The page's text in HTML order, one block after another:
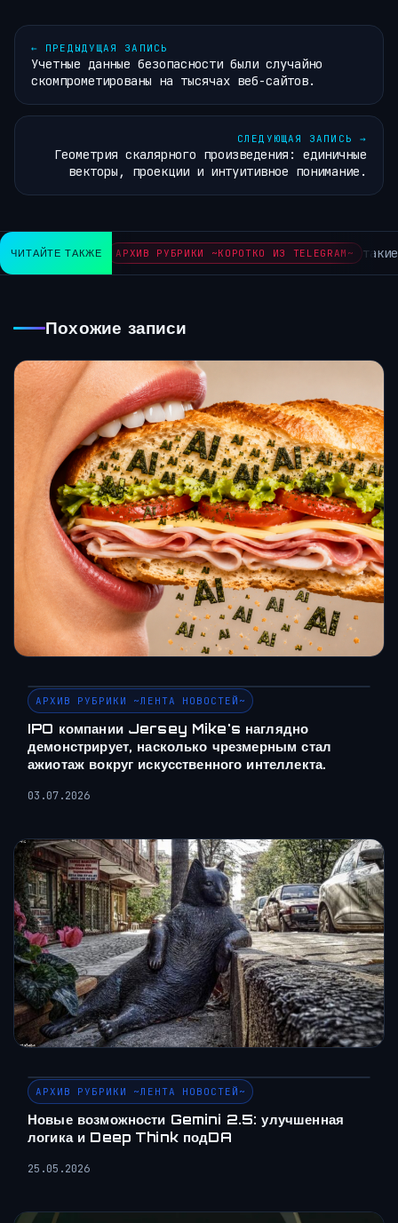
← ПРЕДЫДУЩАЯ ЗАПИСЬ
Учетные данные безопасности были случайно
скомпрометированы на тысячах веб-сайтов.
СЛЕДУЮЩАЯ ЗАПИСЬ →
Геометрия скалярного произведения: единичные
векторы, проекции и интуитивное понимание.
ЧИТАЙТЕ ТАКЖЕАРХИВ РУБРИКИ ~КОРОТКО ИЗ TELEGRAM~ такие
Похожие записи
АРХИВ РУБРИКИ ~ЛЕНТА НОВОСТЕЙ~
IPO компании Jersey Mike's наглядно
демонстрирует, насколько чрезмерным стал
ажиотаж вокруг искусственного интеллекта.
03.07.2026
АРХИВ РУБРИКИ ~ЛЕНТА НОВОСТЕЙ~
Новые возможности Gemini 2.5: улучшенная
логика и Deep Think подDA
25.05.2026